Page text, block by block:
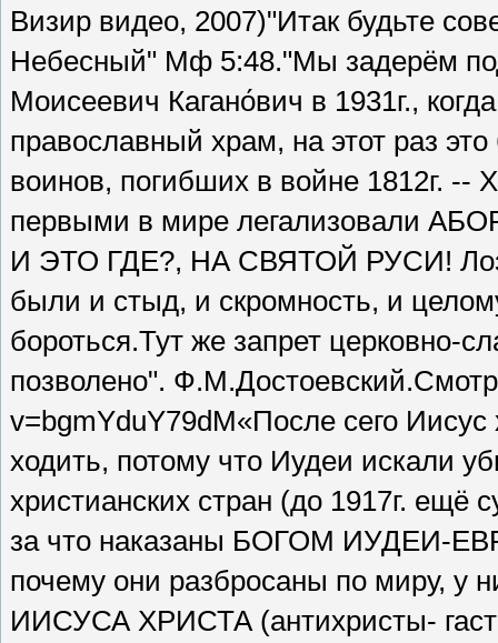
Визир видео, 2007)"Итак будьте
Небесный" Мф 5:48."Мы задерём
Моисеевич Кагано́вич в 1931г.,
православный храм, на этот раз
воинов, погибших в войне 1812г.
первыми в мире легализовали
И ЭТО ГДЕ?, НА СВЯТОЙ РУСИ!
были и стыд, и скромность, и
бороться.Тут же запрет церковно-
позволено".
v=bgmYduY79dM«После сего
ходить, потому что Иудеи искали
христианских стран (до 1917г. ещё
за что наказаны БОГОМ ИУДЕИ-
почему они разбросаны по миру, у
ИИСУСА ХРИСТА (антихристы-